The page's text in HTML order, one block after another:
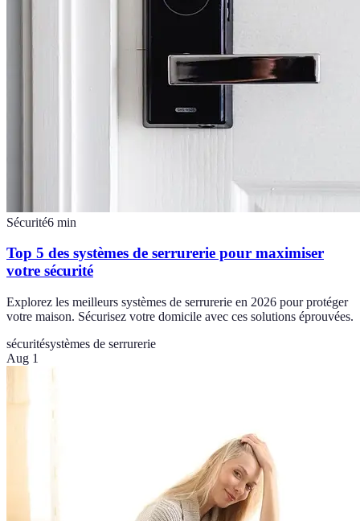
Sécurité6 min
Top 5 des systèmes de serrurerie pour maximiser
votre sécurité
Explorez les meilleurs systèmes de serrurerie en 2026 pour protéger
votre maison. Sécurisez votre domicile avec ces solutions éprouvées.
sécuritésystèmes de serrurerie
Aug 1